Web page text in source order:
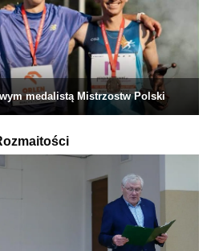
medalistą Mistrzostw Polski